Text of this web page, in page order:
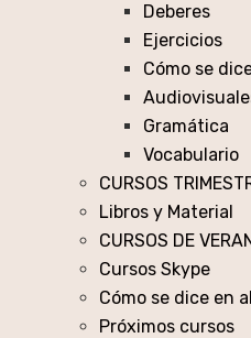
Deberes
Ejercicios
Cómo se
Gramática
Vocabulario
CURSOS
Libros y Material
CURSOS DE
Cursos Skype
Cómo se dice en
Próximos cursos